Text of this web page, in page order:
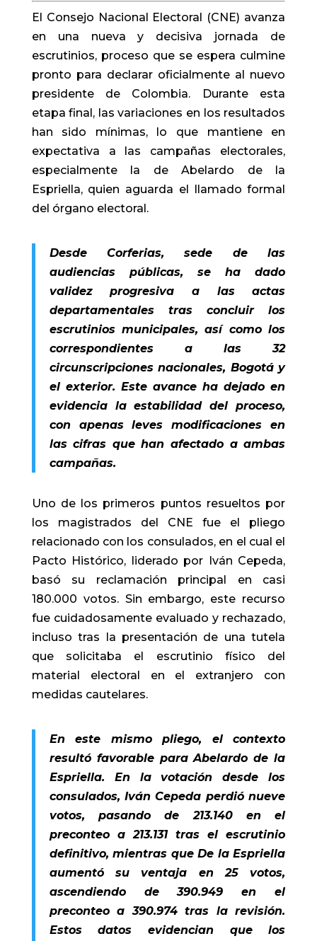
El Consejo Nacional Electoral (CNE) avanza
en una nueva y decisiva jornada de
escrutinios, proceso que se espera culmine
pronto para declarar oficialmente al nuevo
presidente de Colombia. Durante esta
etapa final, las variaciones en los resultados
han sido mínimas, lo que mantiene en
expectativa a las campañas electorales,
especialmente la de Abelardo de la
Espriella, quien aguarda el llamado formal
del órgano electoral.
Desde Corferias, sede de las
audiencias públicas, se ha dado
validez progresiva a las actas
departamentales tras concluir los
escrutinios municipales, así como los
correspondientes a las 32
circunscripciones nacionales, Bogotá y
el exterior. Este avance ha dejado en
evidencia la estabilidad del proceso,
con apenas leves modificaciones en
las cifras que han afectado a ambas
campañas.
Uno de los primeros puntos resueltos por
los magistrados del CNE fue el pliego
relacionado con los consulados, en el cual el
Pacto Histórico, liderado por Iván Cepeda,
basó su reclamación principal en casi
180.000 votos. Sin embargo, este recurso
fue cuidadosamente evaluado y rechazado,
incluso tras la presentación de una tutela
que solicitaba el escrutinio físico del
material electoral en el extranjero con
medidas cautelares.
En este mismo pliego, el contexto
resultó favorable para Abelardo de la
Espriella. En la votación desde los
consulados, Iván Cepeda perdió nueve
votos, pasando de 213.140 en el
preconteo a 213.131 tras el escrutinio
definitivo, mientras que De la Espriella
aumentó su ventaja en 25 votos,
ascendiendo de 390.949 en el
preconteo a 390.974 tras la revisión.
Estos datos evidencian que los